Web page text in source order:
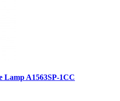
Lamp A1563SP-1CC